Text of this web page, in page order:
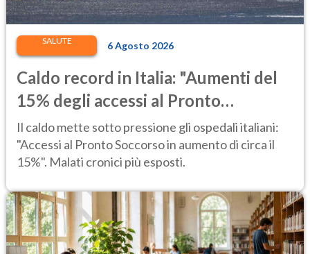
SALUTE 6 Agosto 2026
Caldo record in Italia: "Aumenti del
15% degli accessi al Pronto
Soccorso"
Il caldo mette sotto pressione gli ospedali italiani:
"Accessi al Pronto Soccorso in aumento di circa il
15%". Malati cronici più esposti.